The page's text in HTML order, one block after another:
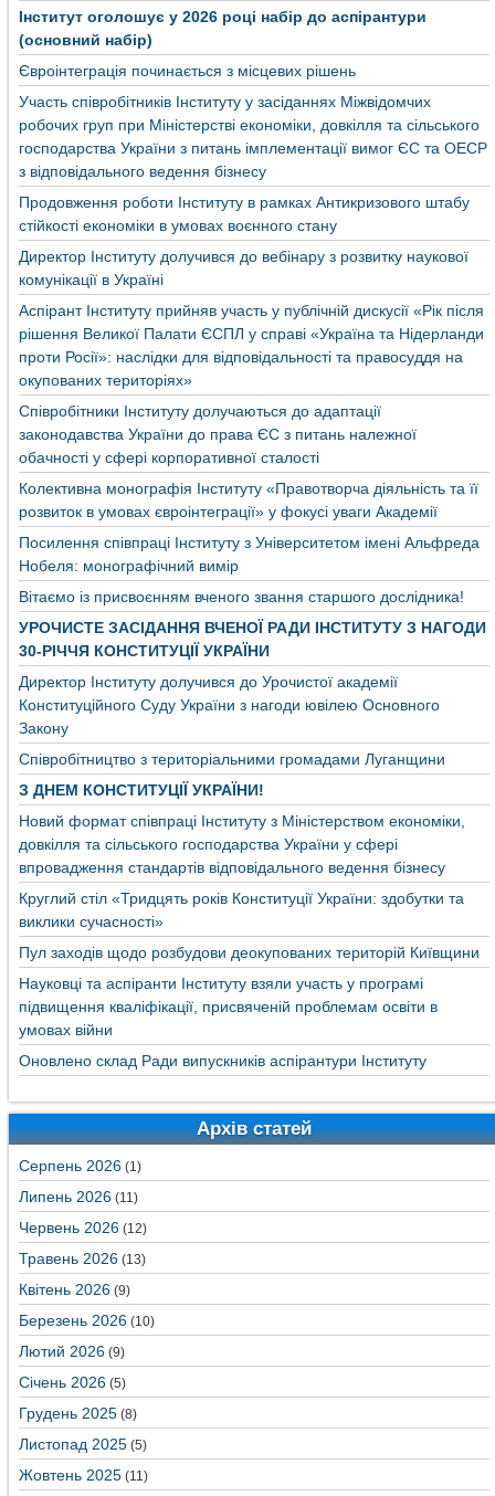
Інститут оголошує у 2026 році набір до аспірантури
(основний набір)
Євроінтеграція починається з місцевих рішень
Участь співробітників Інституту у засіданнях Міжвідомчих
робочих груп при Міністерстві економіки, довкілля та сільського
господарства України з питань імплементації вимог ЄС та ОЕСР
з відповідального ведення бізнесу
Продовження роботи Інституту в рамках Антикризового штабу
стійкості економіки в умовах воєнного стану
Директор Інституту долучився до вебінару з розвитку наукової
комунікації в Україні
Аспірант Інституту прийняв участь у публічній дискусії «Рік після
рішення Великої Палати ЄСПЛ у справі «Україна та Нідерланди
проти Росії»: наслідки для відповідальності та правосуддя на
окупованих територіях»
Співробітники Інституту долучаються до адаптації
законодавства України до права ЄС з питань належної
обачності у сфері корпоративної сталості
Колективна монографія Інституту «Правотворча діяльність та її
розвиток в умовах євроінтеграції» у фокусі уваги Академії
Посилення співпраці Інституту з Університетом імені Альфреда
Нобеля: монографічний вимір
Вітаємо із присвоєнням вченого звання старшого дослідника!
УРОЧИСТЕ ЗАСІДАННЯ ВЧЕНОЇ РАДИ ІНСТИТУТУ З НАГОДИ
30-РІЧЧЯ КОНСТИТУЦІЇ УКРАЇНИ
Директор Інституту долучився до Урочистої академії
Конституційного Суду України з нагоди ювілею Основного
Закону
Співробітництво з територіальними громадами Луганщини
З ДНЕМ КОНСТИТУЦІЇ УКРАЇНИ!
Новий формат співпраці Інституту з Міністерством економіки,
довкілля та сільського господарства України у сфері
впровадження стандартів відповідального ведення бізнесу
Круглий стіл «Тридцять років Конституції України: здобутки та
виклики сучасності»
Пул заходів щодо розбудови деокупованих територій Київщини
Науковці та аспіранти Інституту взяли участь у програмі
підвищення кваліфікації, присвяченій проблемам освіти в
умовах війни
Оновлено склад Ради випускників аспірантури Інституту
Архів статей
Серпень 2026 (1)
Липень 2026 (11)
Червень 2026 (12)
Травень 2026 (13)
Квітень 2026 (9)
Березень 2026 (10)
Лютий 2026 (9)
Січень 2026 (5)
Грудень 2025 (8)
Листопад 2025 (5)
Жовтень 2025 (11)